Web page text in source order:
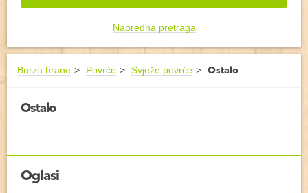
Napredna pretraga
Burza hrane Povrće Svježe povrće Ostalo
Ostalo
Oglasi